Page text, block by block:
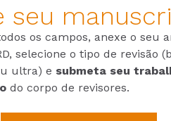
seu
os campos, anexe o seu
selecione o tipo de revisão
ultra) e submeta seu
do corpo de revisores.